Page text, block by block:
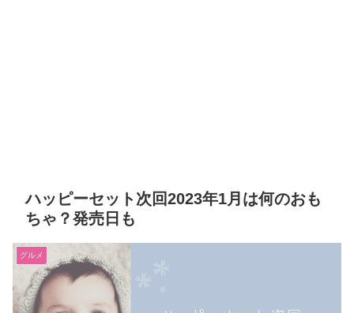
ハッピーセット次回2023年1月は何のおも
ちゃ？発売日も
グルメ